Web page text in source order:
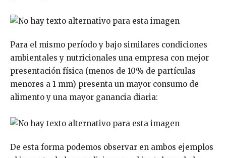
Para el mismo período y bajo similares condiciones
ambientales y nutricionales una empresa con mejor
presentación física (menos de 10% de partículas
menores a 1 mm) presenta un mayor consumo de
alimento y una mayor ganancia diaria:
De esta forma podemos observar en ambos ejemplos